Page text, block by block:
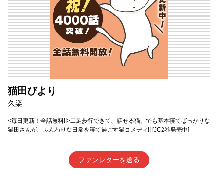
猫田びより
久楽
<毎日更新！全話無料!!>二足歩行できて、話せる猫。でも基本寝てばっかりな
猫田さんが、ふんわりな日常を寝て過ごす猫コメディ!! [JC2巻発売中]
ファンレターを送る